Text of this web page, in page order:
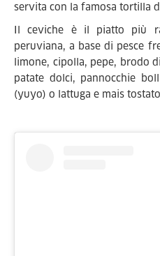
servita con la famosa tortilla
Il ceviche è il piatto più
peruviana, a base di pesce
limone, cipolla, pepe, brodo
patate dolci, pannocchie
(yuyo) o lattuga e mais